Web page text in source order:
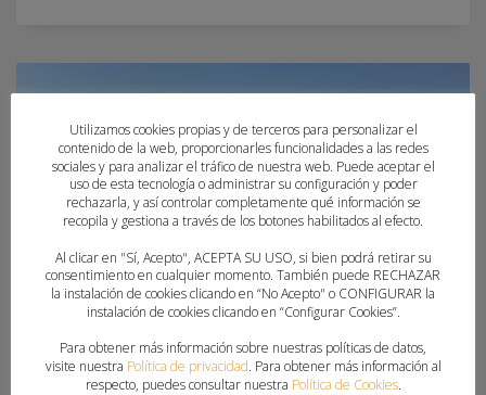
Utilizamos cookies propias y de terceros para personalizar el
contenido de la web, proporcionarles funcionalidades a las redes
sociales y para analizar el tráfico de nuestra web. Puede aceptar el
uso de esta tecnología o administrar su configuración y poder
rechazarla, y así controlar completamente qué información se
recopila y gestiona a través de los botones habilitados al efecto.
Al clicar en "Sí, Acepto", ACEPTA SU USO, si bien podrá retirar su
consentimiento en cualquier momento. También puede RECHAZAR
la instalación de cookies clicando en “No Acepto" o CONFIGURAR la
instalación de cookies clicando en “Configurar Cookies”.
Para obtener más información sobre nuestras políticas de datos,
visite nuestra Política de privacidad. Para obtener más información al
respecto, puedes consultar nuestra Política de Cookies.